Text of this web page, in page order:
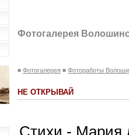
Фотогалерея
» Фотогалерея » Фотоработы
НЕ ОТКРЫВАЙ